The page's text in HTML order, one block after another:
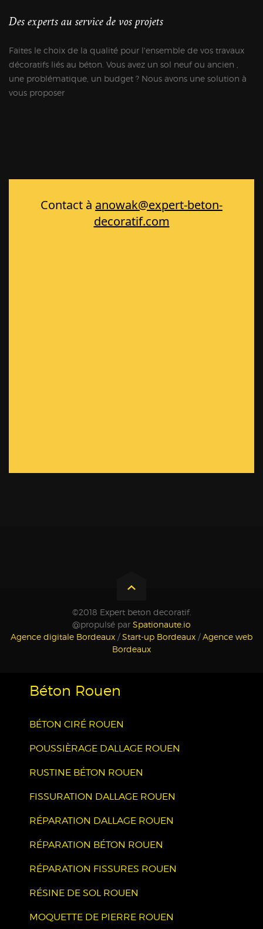
Des experts au service de vos projets
Faites le choix de la qualité pour l'ensemble de vos travaux
décoratifs liés au béton. Vous avez un sol neuf ou ancien ,
une problématique, un budget ? Nous avons une solution à
vous proposer
©2018 Expert beton decoratif.
@propulsé par Spationaute.io
Agence digitale Bordeaux /Start-up Bordeaux /Agence web
Bordeaux
Béton Rouen
BÉTON CIRÉ ROUEN
POUSSIÈRAGE DALLAGE ROUEN
RUSTINE BÉTON ROUEN
FISSURATION DALLAGE ROUEN
RÉPARATION DALLAGE ROUEN
RÉPARATION BÉTON ROUEN
RÉPARATION FISSURES ROUEN
RÉSINE DE SOL ROUEN
MOQUETTE DE PIERRE ROUEN